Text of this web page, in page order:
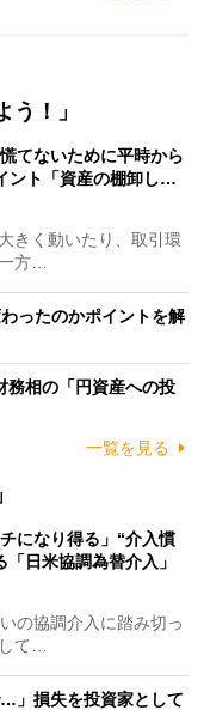
！」
てないために平時から
ント「資産の棚卸し…
きく動いたり、取引環
方…
ったのかポイントを解
務相の「円資産への投
一覧を見る
になり得る」“介入慣
日米協調為替介入」
の協調介入に踏み切っ
て…
…」損失を投資家として